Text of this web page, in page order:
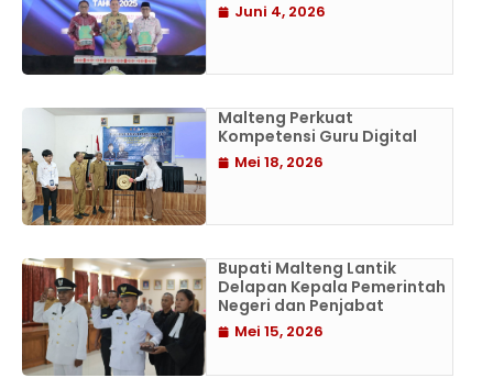
Juni 4, 2026
Malteng Perkuat
Kompetensi Guru Digital
Mei 18, 2026
Bupati Malteng Lantik
Delapan Kepala Pemerintah
Negeri dan Penjabat
Mei 15, 2026